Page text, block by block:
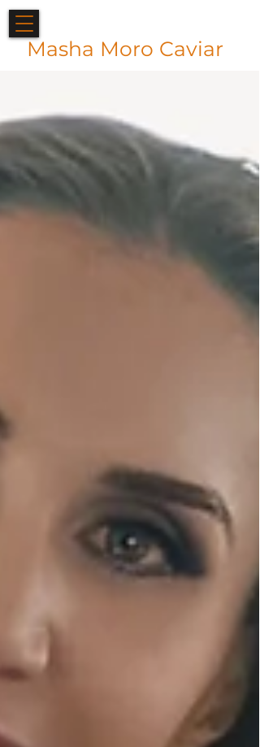
Masha Moro Caviar